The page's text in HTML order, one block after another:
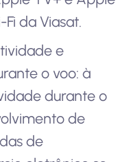
da Viasat.
e
o voo: à
durante o
de
de